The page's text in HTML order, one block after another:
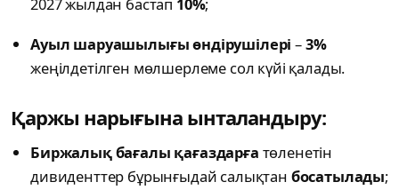
Ауыл шаруашылығы өндірушілері –3%
жеңілдетілген мөлшерлеме сол күйі қалады.
Қаржы нарығына ынталандыру:
Биржалық бағалы қағаздарға төленетін
дивиденттер бұрынғыдай салықтан босатылады;